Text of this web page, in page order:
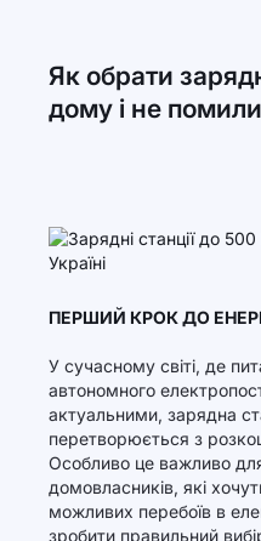
Як обрати
дому і не
ПЕРШИЙ КРОК ДО
У сучасному світі, де
автономного
актуальними, зарядна
перетворюється з
Особливо це важливо
домовласників, які
можливих перебоїв в
зробити правильний